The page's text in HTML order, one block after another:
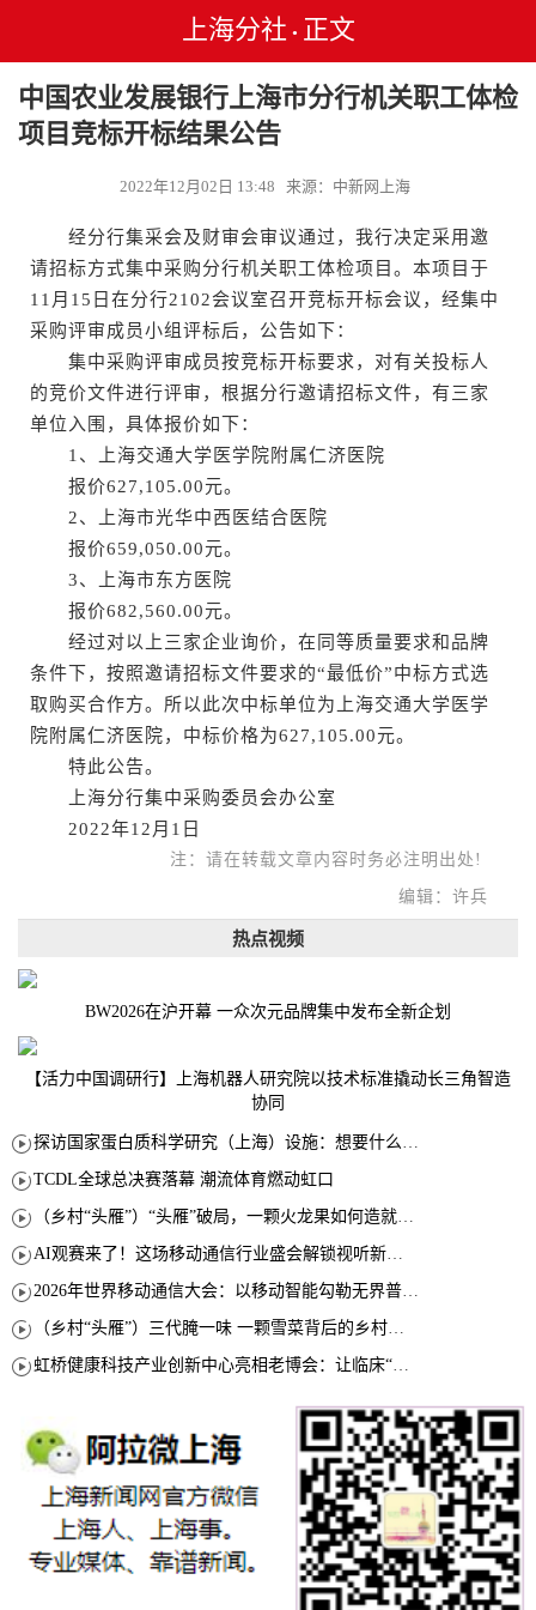
上海分社 • 正文
中国农业发展银行上海市分行机关职工体检
项目竞标开标结果公告
2022年12月02日 13:48 来源：中新网上海
经分行集采会及财审会审议通过，我行决定采用邀
请招标方式集中采购分行机关职工体检项目。本项目于
11月15日在分行2102会议室召开竞标开标会议，经集中
采购评审成员小组评标后，公告如下：
集中采购评审成员按竞标开标要求，对有关投标人
的竞价文件进行评审，根据分行邀请招标文件，有三家
单位入围，具体报价如下：
1、上海交通大学医学院附属仁济医院
报价627,105.00元。
2、上海市光华中西医结合医院
报价659,050.00元。
3、上海市东方医院
报价682,560.00元。
经过对以上三家企业询价，在同等质量要求和品牌
条件下，按照邀请招标文件要求的“最低价”中标方式选
取购买合作方。所以此次中标单位为上海交通大学医学
院附属仁济医院，中标价格为627,105.00元。
特此公告。
上海分行集中采购委员会办公室
2022年12月1日
注：请在转载文章内容时务必注明出处!
编辑：许兵
热点视频
BW2026在沪开幕 一众次元品牌集中发布全新企划
【活力中国调研行】上海机器人研究院以技术标准撬动长三角智造
协同
探访国家蛋白质科学研究（上海）设施：想要什么蛋白 AI直接设计合成
TCDL全球总决赛落幕 潮流体育燃动虹口
（乡村“头雁”）“头雁”破局，一颗火龙果如何造就沪上乡村特色产业化路径
AI观赛来了！这场移动通信行业盛会解锁视听新玩法
2026年世界移动通信大会：以移动智能勾勒无界普惠新愿景
（乡村“头雁”）三代腌一味 一颗雪菜背后的乡村致富经
虹桥健康科技产业创新中心亮相老博会：让临床“需求”定义银发经济新生态